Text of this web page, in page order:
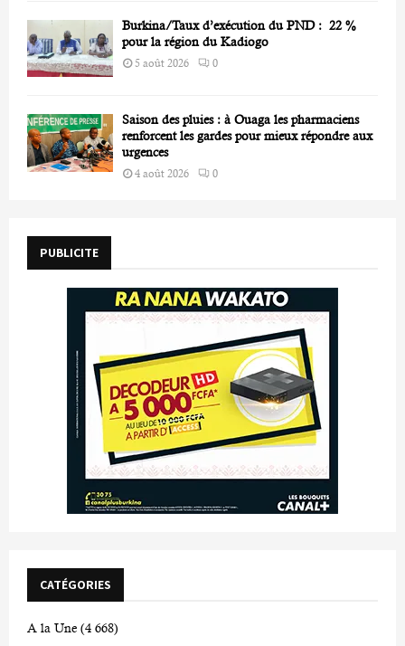
Burkina/Taux d’exécution du PND : 22 %
pour la région du Kadiogo
5 août 2026 0
Saison des pluies : à Ouaga les pharmaciens
renforcent les gardes pour mieux répondre aux
urgences
4 août 2026 0
PUBLICITE
CATÉGORIES
A la Une (4 668)